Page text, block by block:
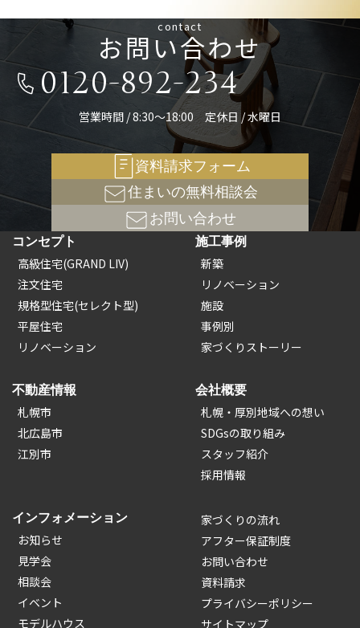
contact
お問い合わせ
0120-892-234
営業時間 / 8:30～18:00 定休日 / 水曜日
資料請求フォーム
住まいの無料相談会
お問い合わせ
コンセプト
高級住宅(GRAND LIV)
注文住宅
規格型住宅(セレクト型)
平屋住宅
リノベーション
施工事例
新築
リノベーション
施設
事例別
家づくりストーリー
不動産情報
札幌市
北広島市
江別市
会社概要
札幌・厚別地域への想い
SDGsの取り組み
スタッフ紹介
採用情報
インフォメーション
お知らせ
見学会
相談会
イベント
モデルハウス
家づくりの流れ
アフター保証制度
お問い合わせ
資料請求
プライバシーポリシー
サイトマップ